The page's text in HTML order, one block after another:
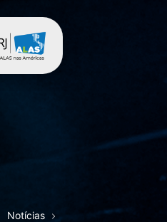
principal
Notícias